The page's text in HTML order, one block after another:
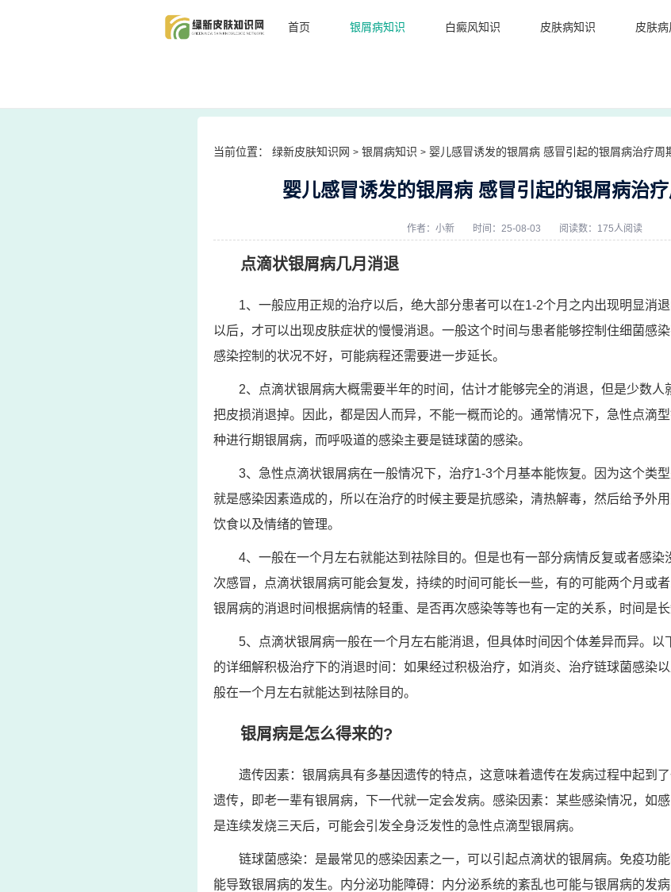
首页 银屑病知识 白癜风知识 皮肤病知识 皮肤
当前位置： 绿新皮肤知识网 > 银屑病知识 > 婴儿感冒诱发的银屑病 感冒引起的银屑病治疗周
婴儿感冒诱发的银屑病 感冒引起的银屑病治
作者：小新 时间：25-08-03 阅读数：175人阅读
点滴状银屑病几月消退
1、一般应用正规的治疗以后，绝大部分患者可以在1-2个月之内出现明显消
以后，才可以出现皮肤症状的慢慢消退。一般这个时间与患者能够控制住细菌感
感染控制的状况不好，可能病程还需要进一步延长。
2、点滴状银屑病大概需要半年的时间，估计才能够完全的消退，但是少数
把皮损消退掉。因此，都是因人而异，不能一概而论的。通常情况下，急性点滴
种进行期银屑病，而呼吸道的感染主要是链球菌的感染。
3、急性点滴状银屑病在一般情况下，治疗1-3个月基本能恢复。因为这个类
就是感染因素造成的，所以在治疗的时候主要是抗感染，清热解毒，然后给予外
饮食以及情绪的管理。
4、一般在一个月左右就能达到祛除目的。但是也有一部分病情反复或者感染
次感冒，点滴状银屑病可能会复发，持续的时间可能长一些，有的可能两个月或
银屑病的消退时间根据病情的轻重、是否再次感染等等也有一定的关系，时间是长
5、点滴状银屑病一般在一个月左右能消退，但具体时间因个体差异而异。以
的详细解积极治疗下的消退时间：如果经过积极治疗，如消炎、治疗链球菌感染
般在一个月左右就能达到祛除目的。
银屑病是怎么得来的?
遗传因素：银屑病具有多基因遗传的特点，这意味着遗传在发病过程中起到
遗传，即老一辈有银屑病，下一代就一定会发病。感染因素：某些感染情况，如
是连续发烧三天后，可能会引发全身泛发性的急性点滴型银屑病。
链球菌感染：是最常见的感染因素之一，可以引起点滴状的银屑病。免疫功
能导致银屑病的发生。内分泌功能障碍：内分泌系统的紊乱也可能与银屑病的发